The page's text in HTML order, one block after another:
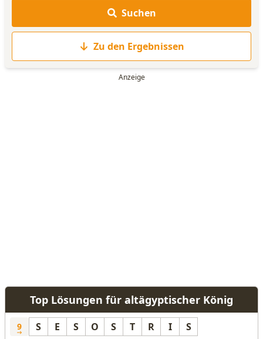
Suchen
Zu den Ergebnissen
Top Lösungen für altägyptischer König
9 S E S O S T R I S